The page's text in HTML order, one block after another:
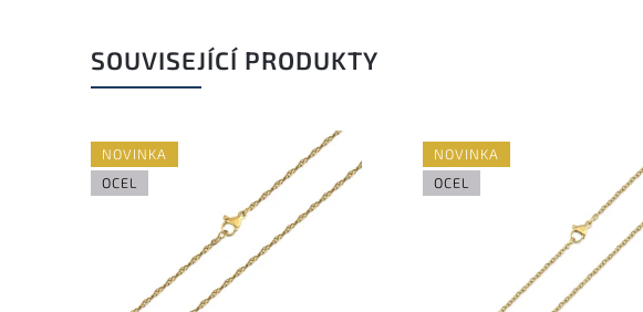
SOUVISEJÍCÍ PRODUKTY
NOVINKA
OCEL
NOVINKA
OCEL